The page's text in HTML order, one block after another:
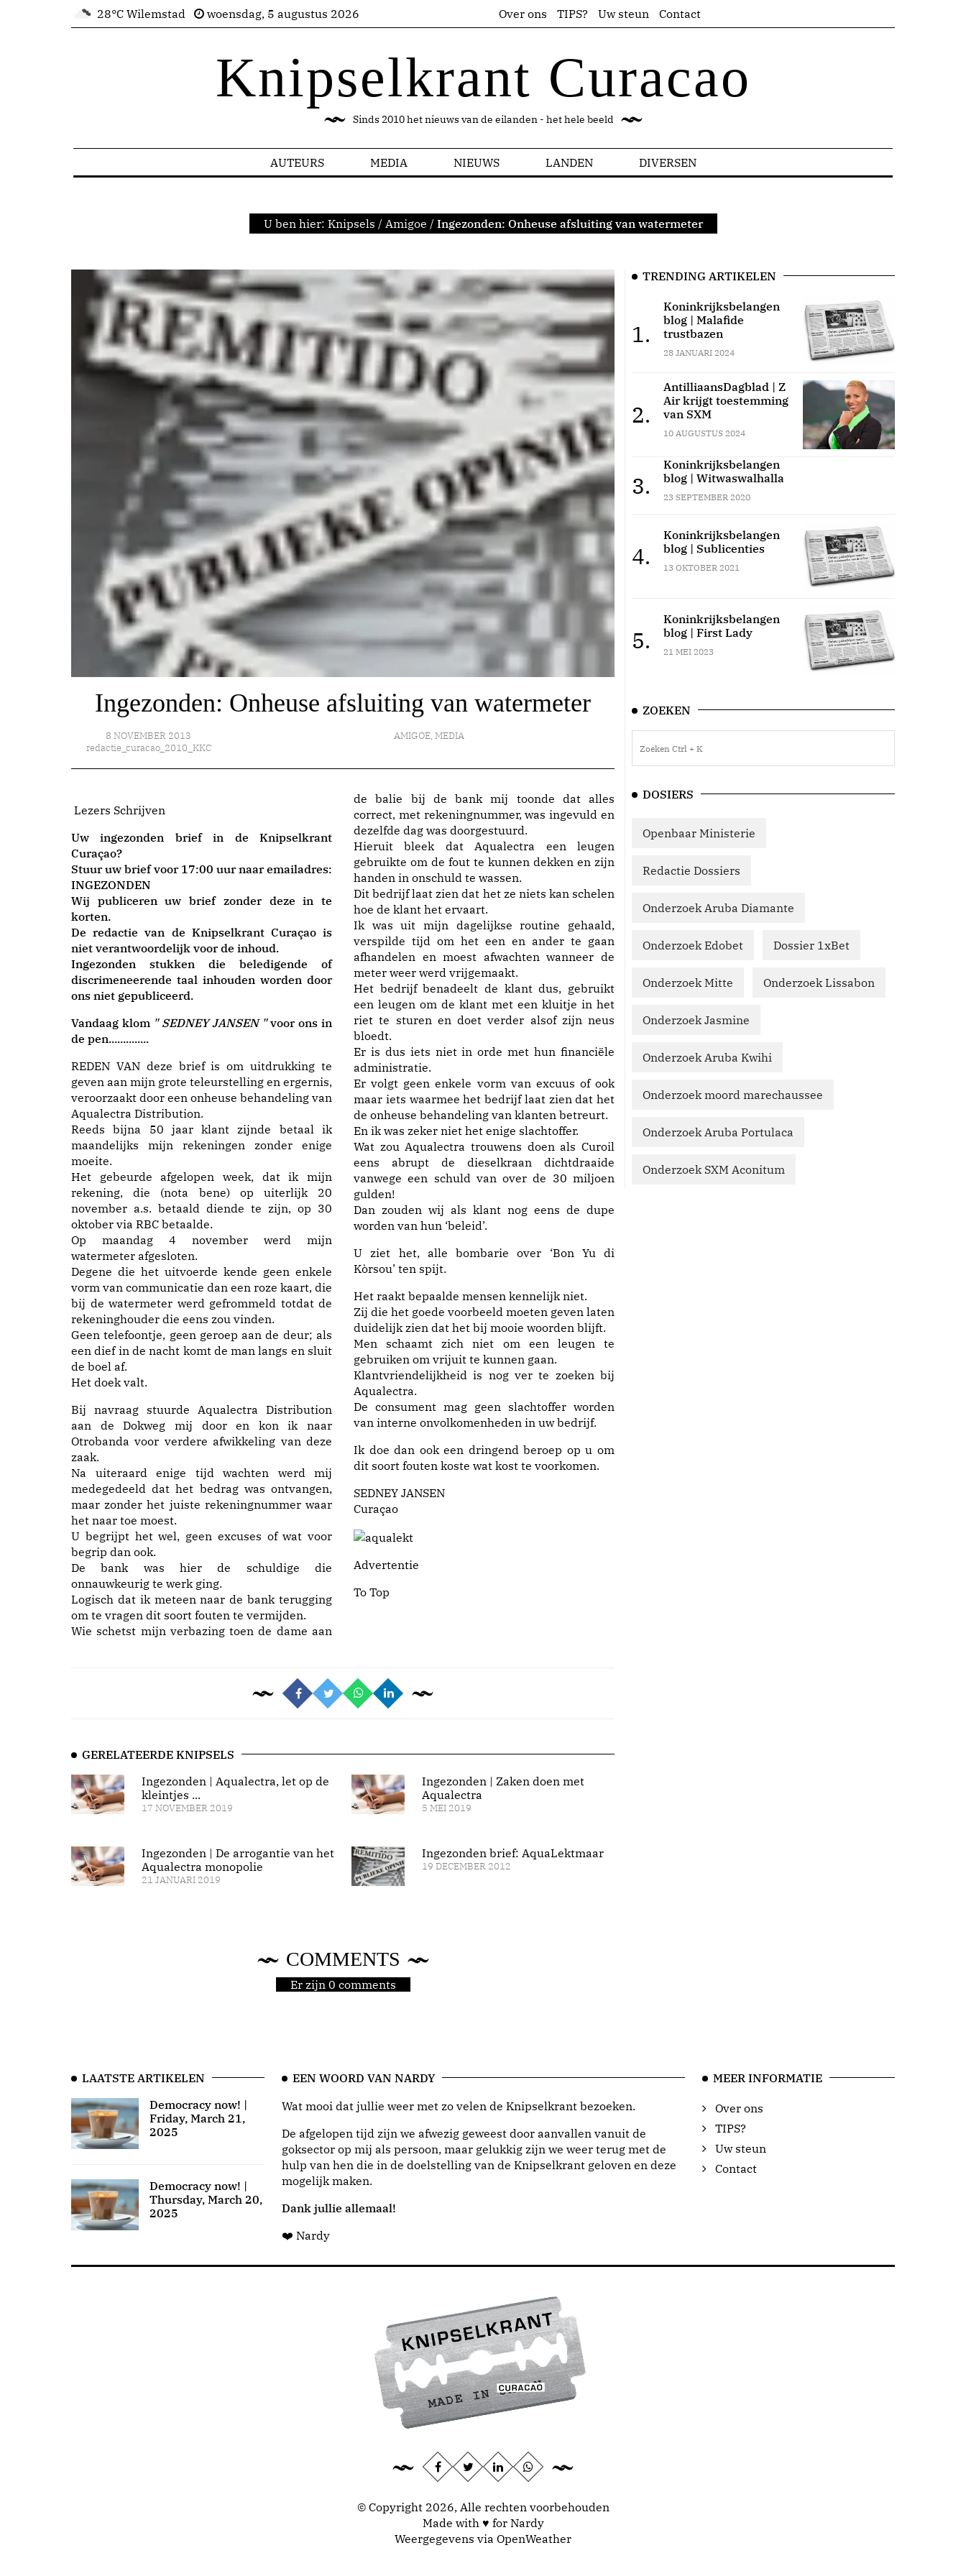
28°C Wilemstad woensdag, 5 augustus 2026 Over ons TIPS? Uw steun Contact
Knipselkrant Curacao
Sinds 2010 het nieuws van de eilanden - het hele beeld
AUTEURS MEDIA NIEUWS LANDEN DIVERSEN
U ben hier: Knipsels / Amigoe / Ingezonden: Onheuse afsluiting van watermeter
Ingezonden: Onheuse afsluiting van watermeter
8 NOVEMBER 2013
redactie_curacao_2010_KKC
AMIGOE, MEDIA
Lezers Schrijven
Uw ingezonden brief in de Knipselkrant
Curaçao?
Stuur uw brief voor 17:00 uur naar emailadres:
INGEZONDEN
Wij publiceren uw brief zonder deze in te
korten.
De redactie van de Knipselkrant Curaçao is
niet verantwoordelijk voor de inhoud.
Ingezonden stukken die beledigende of
discrimeneerende taal inhouden worden door
ons niet gepubliceerd.
Vandaag klom " SEDNEY JANSEN "voor ons in
de pen..............
REDEN VAN deze brief is om uitdrukking te
geven aan mijn grote teleurstelling en ergernis,
veroorzaakt door een onheuse behandeling van
Aqualectra Distribution.
Reeds bijna 50 jaar klant zijnde betaal ik
maandelijks mijn rekeningen zonder enige
moeite.
Het gebeurde afgelopen week, dat ik mijn
rekening, die (nota bene) op uiterlijk 20
november a.s. betaald diende te zijn, op 30
oktober via RBC betaalde.
Op maandag 4 november werd mijn
watermeter afgesloten.
Degene die het uitvoerde kende geen enkele
vorm van communicatie dan een roze kaart, die
bij de watermeter werd gefrommeld totdat de
rekeninghouder die eens zou vinden.
Geen telefoontje, geen geroep aan de deur; als
een dief in de nacht komt de man langs en sluit
de boel af.
Het doek valt.
Bij navraag stuurde Aqualectra Distribution
aan de Dokweg mij door en kon ik naar
Otrobanda voor verdere afwikkeling van deze
zaak.
Na uiteraard enige tijd wachten werd mij
medegedeeld dat het bedrag was ontvangen,
maar zonder het juiste rekeningnummer waar
het naar toe moest.
U begrijpt het wel, geen excuses of wat voor
begrip dan ook.
De bank was hier de schuldige die
onnauwkeurig te werk ging.
Logisch dat ik meteen naar de bank terugging
om te vragen dit soort fouten te vermijden.
Wie schetst mijn verbazing toen de dame aan
de balie bij de bank mij toonde dat alles
correct, met rekeningnummer, was ingevuld en
dezelfde dag was doorgestuurd.
Hieruit bleek dat Aqualectra een leugen
gebruikte om de fout te kunnen dekken en zijn
handen in onschuld te wassen.
Dit bedrijf laat zien dat het ze niets kan schelen
hoe de klant het ervaart.
Ik was uit mijn dagelijkse routine gehaald,
verspilde tijd om het een en ander te gaan
afhandelen en moest afwachten wanneer de
meter weer werd vrijgemaakt.
Het bedrijf benadeelt de klant dus, gebruikt
een leugen om de klant met een kluitje in het
riet te sturen en doet verder alsof zijn neus
bloedt.
Er is dus iets niet in orde met hun financiële
administratie.
Er volgt geen enkele vorm van excuus of ook
maar iets waarmee het bedrijf laat zien dat het
de onheuse behandeling van klanten betreurt.
En ik was zeker niet het enige slachtoffer.
Wat zou Aqualectra trouwens doen als Curoil
eens abrupt de dieselkraan dichtdraaide
vanwege een schuld van over de 30 miljoen
gulden!
Dan zouden wij als klant nog eens de dupe
worden van hun ‘beleid’.
U ziet het, alle bombarie over ‘Bon Yu di
Kòrsou’ ten spijt.
Het raakt bepaalde mensen kennelijk niet.
Zij die het goede voorbeeld moeten geven laten
duidelijk zien dat het bij mooie woorden blijft.
Men schaamt zich niet om een leugen te
gebruiken om vrijuit te kunnen gaan.
Klantvriendelijkheid is nog ver te zoeken bij
Aqualectra.
De consument mag geen slachtoffer worden
van interne onvolkomenheden in uw bedrijf.
Ik doe dan ook een dringend beroep op u om
dit soort fouten koste wat kost te voorkomen.
SEDNEY JANSEN
Curaçao
Advertentie
To Top
GERELATEERDE KNIPSELS
Ingezonden | Aqualectra, let op de
kleintjes ...
17 NOVEMBER 2019
Ingezonden | De arrogantie van het
Aqualectra monopolie
21 JANUARI 2019
Ingezonden | Zaken doen met
Aqualectra
5 MEI 2019
Ingezonden brief: AquaLektmaar
19 DECEMBER 2012
COMMENTS
Er zijn 0 comments
TRENDING ARTIKELEN
1.
Koninkrijksbelangen
blog | Malafide
trustbazen
28 JANUARI 2024
2.
AntilliaansDagblad | Z
Air krijgt toestemming
van SXM
10 AUGUSTUS 2024
3.
Koninkrijksbelangen
blog | Witwaswalhalla
23 SEPTEMBER 2020
4.
Koninkrijksbelangen
blog | Sublicenties
13 OKTOBER 2021
5.
Koninkrijksbelangen
blog | First Lady
21 MEI 2023
ZOEKEN
DOSIERS
Openbaar Ministerie
Redactie Dossiers
Onderzoek Aruba Diamante
Onderzoek Edobet Dossier 1xBet
Onderzoek Mitte Onderzoek Lissabon
Onderzoek Jasmine
Onderzoek Aruba Kwihi
Onderzoek moord marechaussee
Onderzoek Aruba Portulaca
Onderzoek SXM Aconitum
LAATSTE ARTIKELEN
Democracy now! |
Friday, March 21,
2025
Democracy now! |
Thursday, March 20,
2025
EEN WOORD VAN NARDY
Wat mooi dat jullie weer met zo velen de Knipselkrant bezoeken.
De afgelopen tijd zijn we afwezig geweest door aanvallen vanuit de
goksector op mij als persoon, maar gelukkig zijn we weer terug met de
hulp van hen die in de doelstelling van de Knipselkrant geloven en deze
mogelijk maken.
Dank jullie allemaal!
❤️ Nardy
MEER INFORMATIE
Over ons
TIPS?
Uw steun
Contact
© Copyright 2026, Alle rechten voorbehouden
Made with ♥ for Nardy
Weergegevens via OpenWeather